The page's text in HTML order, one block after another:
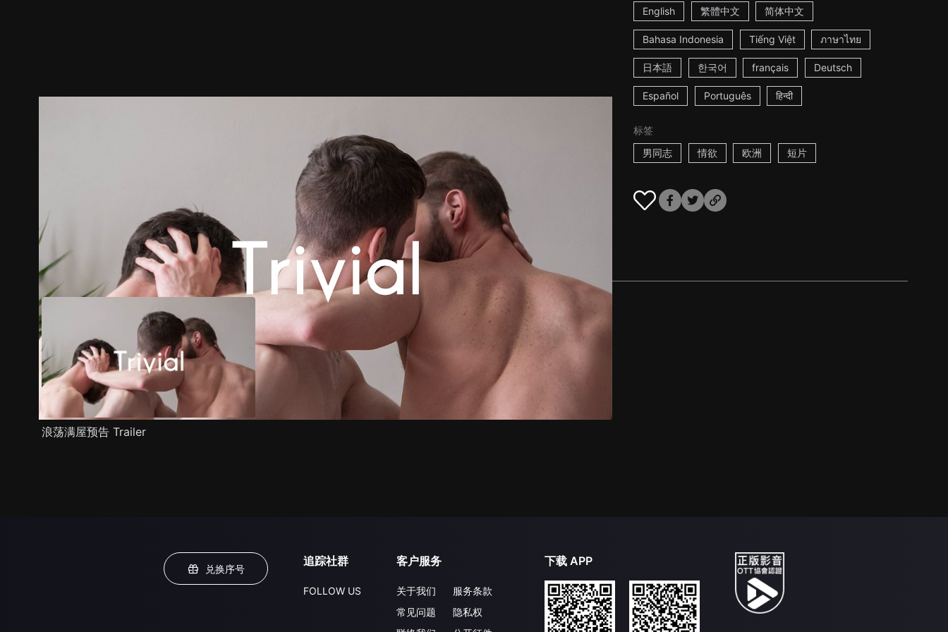
English 繁體中文 简体中文
Bahasa Indonesia Tiếng Việt ภาษาไทย
日本語 한국어 français Deutsch
Español Português हिन्दी
标签
男同志
情欲 欧洲 短片
预告 推荐影片 剧情介绍
浪荡满屋预告 Trailer
兑换序号
追踪社群
FOLLOW US
客户服务
关于我们
常见问题
服务条款
隐私权
下载 APP